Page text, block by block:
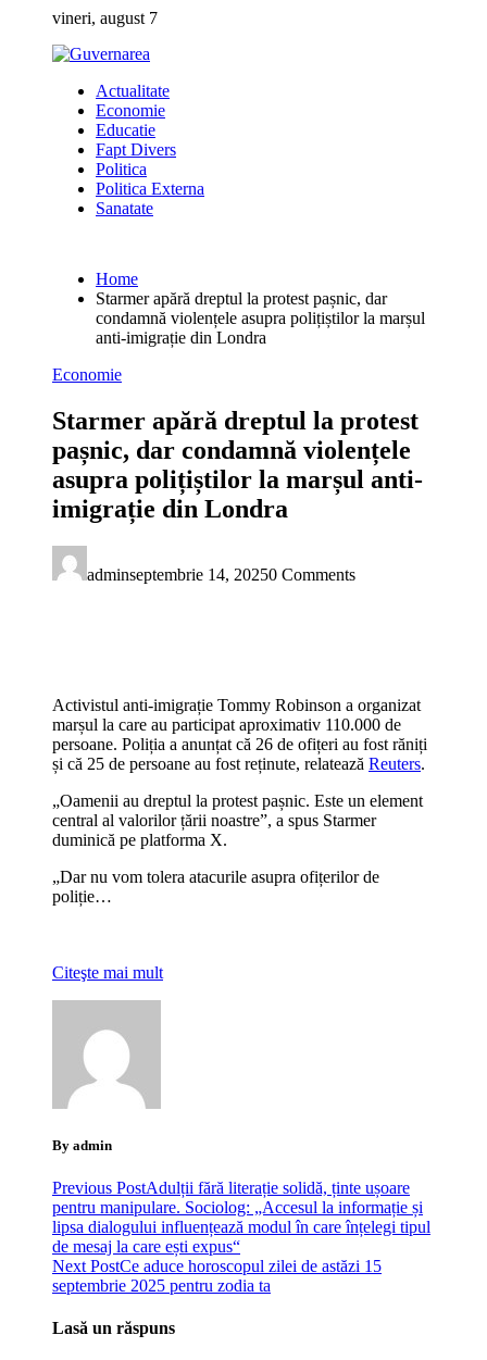
content
vineri, august 7
Actualitate
Economie
Educatie
Fapt Divers
Politica
Politica Externa
Sanatate
Home
Starmer apără dreptul la protest pașnic, dar
condamnă violențele asupra polițiștilor la marșul
anti-imigrație din Londra
Economie
Starmer apără dreptul la protest
pașnic, dar condamnă violențele
asupra polițiștilor la marșul anti-
imigrație din Londra
adminseptembrie 14, 20250 Comments
Activistul anti-imigrație Tommy Robinson a organizat
marșul la care au participat aproximativ 110.000 de
persoane. Poliția a anunțat că 26 de ofițeri au fost răniți
și că 25 de persoane au fost reținute, relatează Reuters.
„Oamenii au dreptul la protest pașnic. Este un element
central al valorilor țării noastre”, a spus Starmer
duminică pe platforma X.
„Dar nu vom tolera atacurile asupra ofițerilor de
poliție…
Citeşte mai mult
By admin
Previous PostAdulții fără literație solidă, ținte ușoare
pentru manipulare. Sociolog: „Accesul la informație și
lipsa dialogului influențează modul în care înțelegi tipul
de mesaj la care ești expus“
Next PostCe aduce horoscopul zilei de astăzi 15
septembrie 2025 pentru zodia ta
Lasă un răspuns